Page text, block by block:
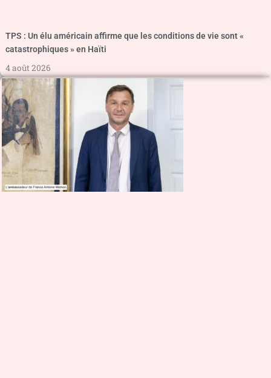
TPS : Un élu américain affirme que les conditions de vie sont «
catastrophiques » en Haïti
4 août 2026